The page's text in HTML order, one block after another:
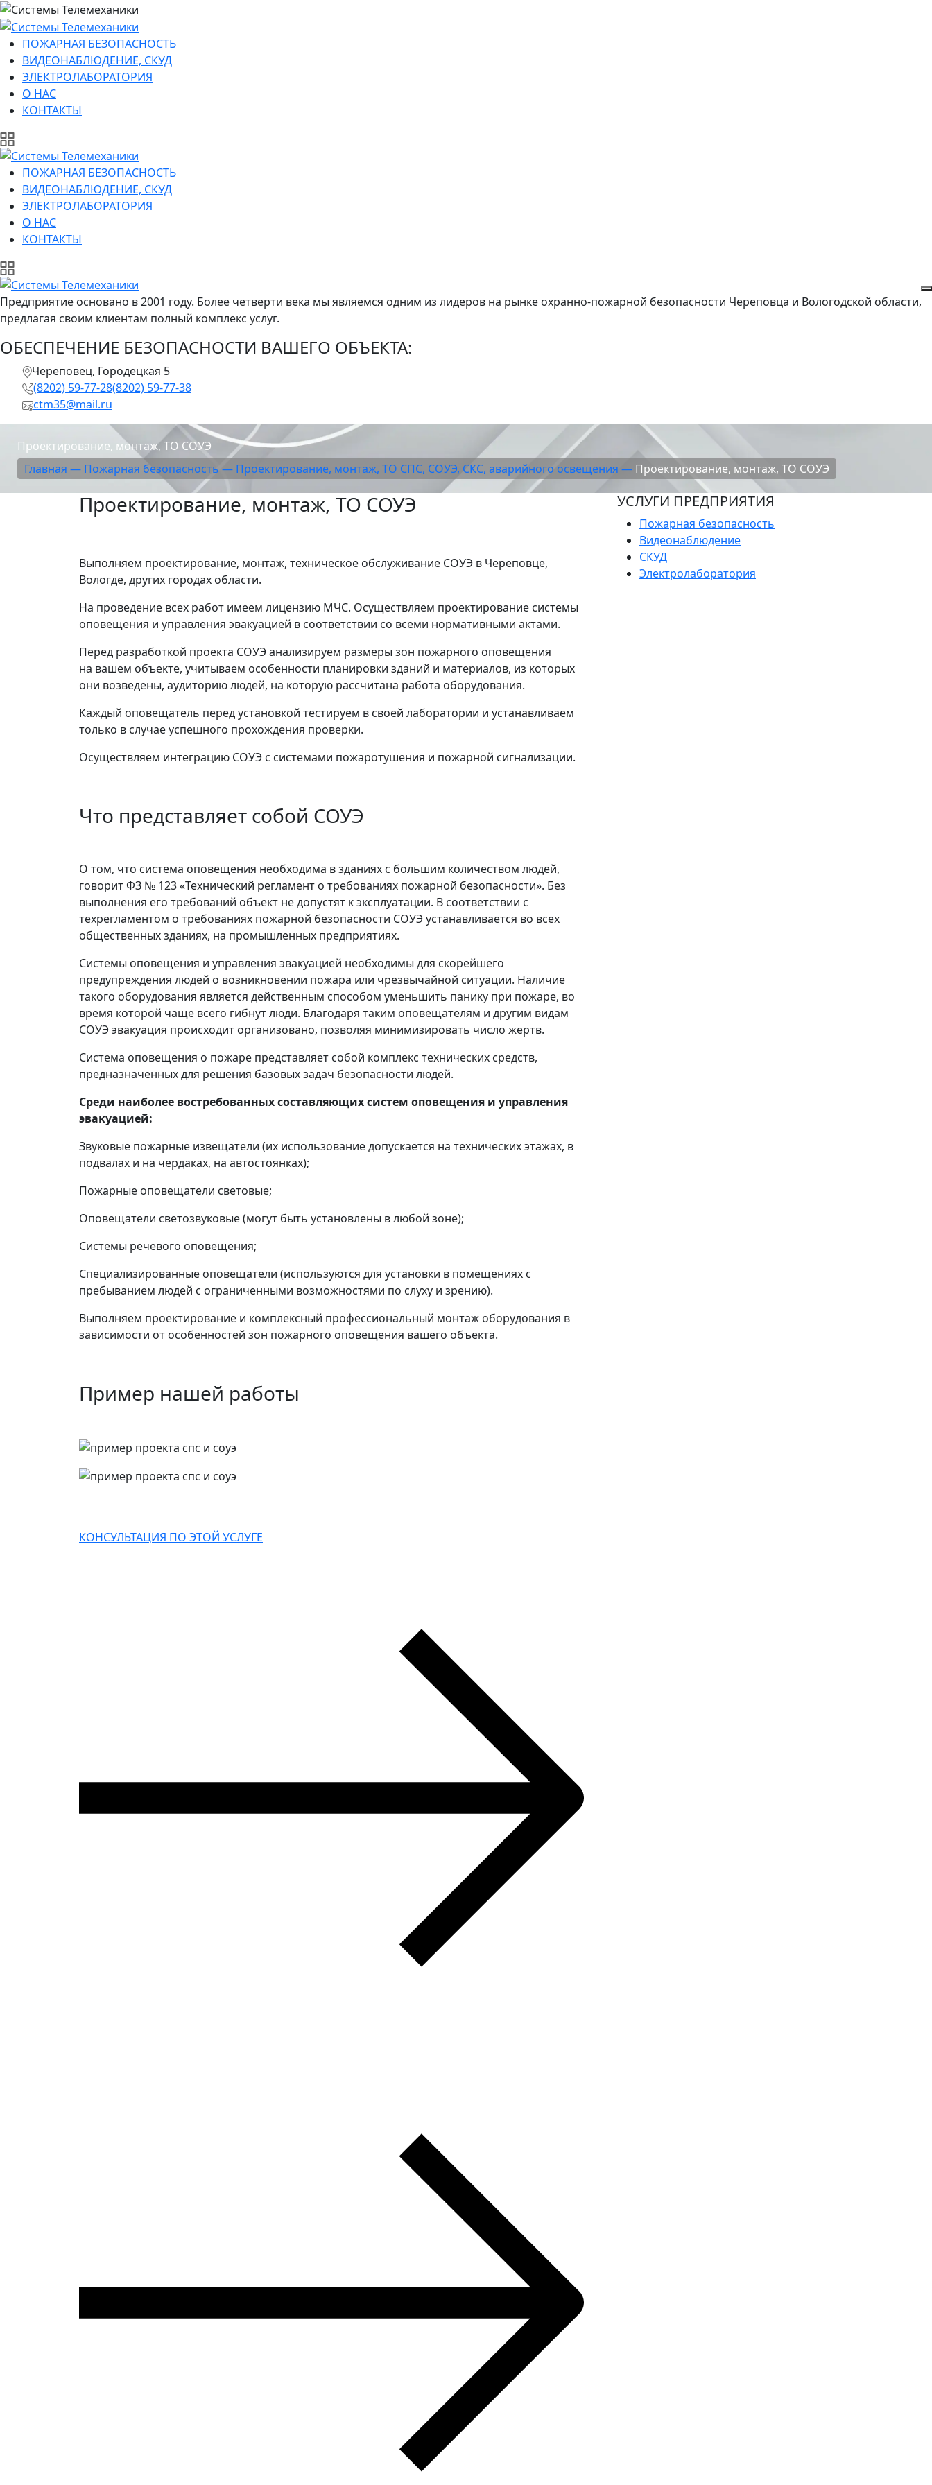
ПОЖАРНАЯ БЕЗОПАСНОСТЬ
ВИДЕОНАБЛЮДЕНИЕ, СКУД
ЭЛЕКТРОЛАБОРАТОРИЯ
О НАС
КОНТАКТЫ
ПОЖАРНАЯ БЕЗОПАСНОСТЬ
ВИДЕОНАБЛЮДЕНИЕ, СКУД
ЭЛЕКТРОЛАБОРАТОРИЯ
О НАС
КОНТАКТЫ
Предприятие основано в 2001 году. Более четверти века мы являемся одним из лидеров на рынке охранно-пожарной безопасности Череповца и Вологодской области,
предлагая своим клиентам полный комплекс услуг.
ОБЕСПЕЧЕНИЕ БЕЗОПАСНОСТИ ВАШЕГО ОБЪЕКТА:
Череповец, Городецкая 5
(8202) 59-77-28(8202) 59-77-38
ctm35@mail.ru
Проектирование, монтаж, ТО СОУЭ
Главная — Пожарная безопасность — Проектирование, монтаж, ТО СПС, СОУЭ, СКС, аварийного освещения — Проектирование, монтаж, ТО СОУЭ
Проектирование, монтаж, ТО СОУЭ
Выполняем проектирование, монтаж, техническое обслуживание СОУЭ в Череповце,
Вологде, других городах области.
На проведение всех работ имеем лицензию МЧС. Осуществляем проектирование системы
оповещения и управления эвакуацией в соответствии со всеми нормативными актами.
Перед разработкой проекта СОУЭ анализируем размеры зон пожарного оповещения
на вашем объекте, учитываем особенности планировки зданий и материалов, из которых
они возведены, аудиторию людей, на которую рассчитана работа оборудования.
Каждый оповещатель перед установкой тестируем в своей лаборатории и устанавливаем
только в случае успешного прохождения проверки.
Осуществляем интеграцию СОУЭ с системами пожаротушения и пожарной сигнализации.
Что представляет собой СОУЭ
О том, что система оповещения необходима в зданиях с большим количеством людей,
говорит ФЗ № 123 «Технический регламент о требованиях пожарной безопасности». Без
выполнения его требований объект не допустят к эксплуатации. В соответствии с
техрегламентом о требованиях пожарной безопасности СОУЭ устанавливается во всех
общественных зданиях, на промышленных предприятиях.
Системы оповещения и управления эвакуацией необходимы для скорейшего
предупреждения людей о возникновении пожара или чрезвычайной ситуации. Наличие
такого оборудования является действенным способом уменьшить панику при пожаре, во
время которой чаще всего гибнут люди. Благодаря таким оповещателям и другим видам
СОУЭ эвакуация происходит организовано, позволяя минимизировать число жертв.
Система оповещения о пожаре представляет собой комплекс технических средств,
предназначенных для решения базовых задач безопасности людей.
Среди наиболее востребованных составляющих систем оповещения и управления
эвакуацией:
Звуковые пожарные извещатели (их использование допускается на технических этажах, в
подвалах и на чердаках, на автостоянках);
Пожарные оповещатели световые;
Оповещатели светозвуковые (могут быть установлены в любой зоне);
Системы речевого оповещения;
Специализированные оповещатели (используются для установки в помещениях с
пребыванием людей с ограниченными возможностями по слуху и зрению).
Выполняем проектирование и комплексный профессиональный монтаж оборудования в
зависимости от особенностей зон пожарного оповещения вашего объекта.
Пример нашей работы
КОНСУЛЬТАЦИЯ ПО ЭТОЙ УСЛУГЕ
УСЛУГИ ПРЕДПРИЯТИЯ
Пожарная безопасность
Видеонаблюдение
СКУД
Электролаборатория